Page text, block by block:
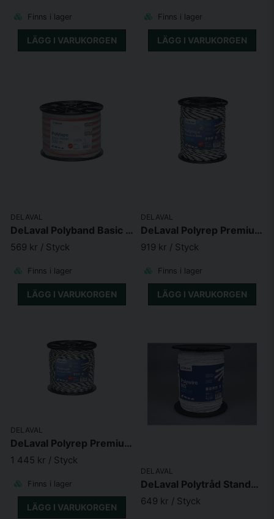
Finns i lager
LÄGG I VARUKORGEN
Finns i lager
LÄGG I VARUKORGEN
DELAVAL
DeLaval Polyband Basic WR40 300m
569 kr / Styck
Finns i lager
LÄGG I VARUKORGEN
DELAVAL
DeLaval Polyrep Premium BW6 300m
919 kr / Styck
Finns i lager
LÄGG I VARUKORGEN
DELAVAL
DeLaval Polyrep Premium BW6 500m
1 445 kr / Styck
Finns i lager
LÄGG I VARUKORGEN
DELAVAL
DeLaval Polytråd Standard W5 300m
649 kr / Styck